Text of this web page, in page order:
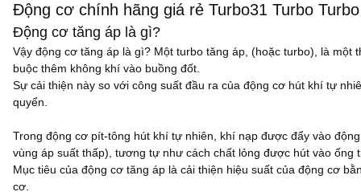
Động cơ chính hãng giá rẻ Turbo31 Turbo
Động cơ tăng áp là gì?
Vậy động cơ tăng áp là gì? Một turbo tăng áp, (hoặc turbo), là
buộc thêm không khí vào buồng đốt.
Sự cải thiện này so với công suất đầu ra của động cơ hút khí tự
quyển.
Trong động cơ pít-tông hút khí tự nhiên, khí nạp được đẩy vào
vùng áp suất thấp), tương tự như cách chất lỏng được hút vào ống
Mục tiêu của động cơ tăng áp là cải thiện hiệu suất của động cơ
cơ.